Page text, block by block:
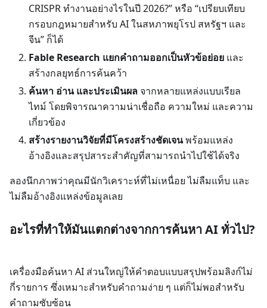
CRISPR ทำงานอย่างไรในปี 2026?” หรือ “เปรียบเทียบ
กรอบกฎหมายสำหรับ AI ในสหภาพยุโรป สหรัฐฯ และ
จีน” ก็ได้
Fable Research แยกคำถามออกเป็นหัวข้อย่อย และ
สร้างกลยุทธ์การค้นคว้า
ค้นหา อ่าน และประเมินผล จากหลายแหล่งแบบเรียล
ไทม์ โดยพิจารณาความน่าเชื่อถือ ความใหม่ และความ
เกี่ยวข้อง
สร้างรายงานวิจัยที่มีโครงสร้างชัดเจนพร้อมแหล่ง
อ้างอิงและสรุปสาระสำคัญที่สามารถนำไปใช้ได้จริง
ลองนึกภาพว่าคุณมีนักวิเคราะห์ที่ไม่เหนื่อย ไม่ลืมแท็บ และ
ไม่ลืมอ้างอิงแหล่งข้อมูลเลย
อะไรที่ทำให้มันแตกต่างจากการค้นหา AI ทั่วไป?
เครื่องมือค้นหา AI ส่วนใหญ่ให้คำตอบแบบสรุปพร้อมลิงก์ไม่
กี่รายการ ซึ่งเหมาะสำหรับคำถามง่าย ๆ แต่ก็ไม่พอสำหรับ
คำถามซับซ้อน